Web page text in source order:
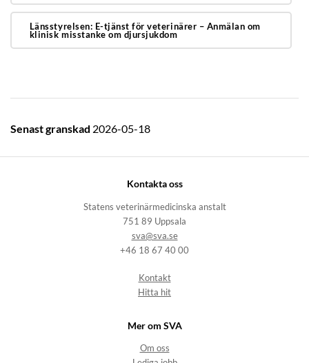
Länsstyrelsen: E-tjänst för veterinärer – Anmälan om
klinisk misstanke om djursjukdom
Senast granskad 2026-05-18
Kontakta oss
Statens veterinärmedicinska anstalt
751 89 Uppsala
sva@sva.se
+46 18 67 40 00
Kontakt
Hitta hit
Mer om SVA
Om oss